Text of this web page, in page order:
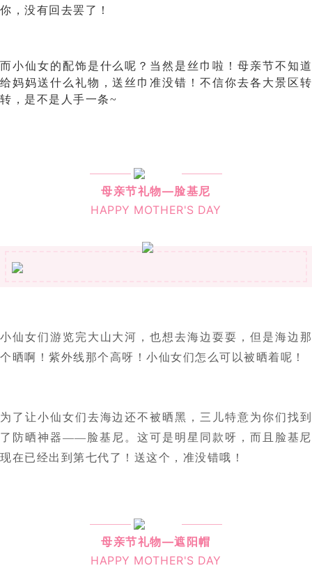
你，没有回去罢了！
而小仙女的配饰是什么呢？当然是丝巾啦！母亲节不知道
给妈妈送什么礼物，送丝巾准没错！不信你去各大景区转
转，是不是人手一条~
母亲节礼物—脸基尼
HAPPY MOTHER'S DAY
小仙女们游览完大山大河，也想去海边耍耍，但是海边那
个晒啊！紫外线那个高呀！小仙女们怎么可以被晒着呢！
为了让小仙女们去海边还不被晒黑，三儿特意为你们找到
了防晒神器——脸基尼。这可是明星同款呀，而且脸基尼
现在已经出到第七代了！送这个，准没错哦！
母亲节礼物—遮阳帽
HAPPY MOTHER'S DAY